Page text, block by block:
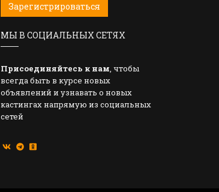
Зарегистрироваться
МЫ В СОЦИАЛЬНЫХ СЕТЯХ
Присоединяйтесь к нам, чтобы
всегда быть в курсе новых
объявлений и узнавать о новых
кастингах напрямую из социальных
сетей